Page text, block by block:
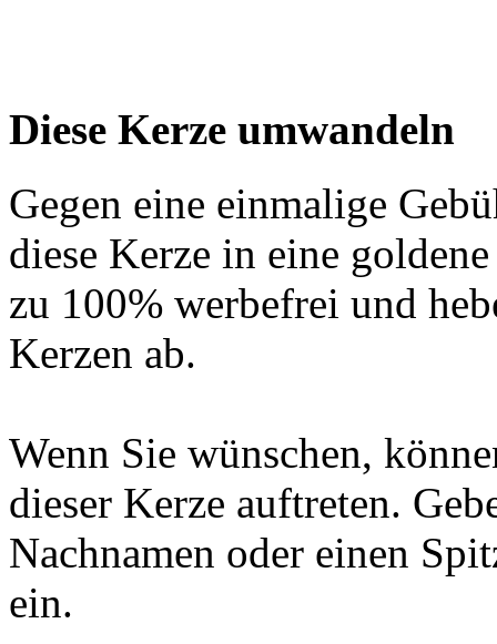
Diese Kerze umwandeln
Gegen eine einmalige
diese Kerze in eine
zu 100% werbefrei und
Kerzen ab.
Wenn Sie wünschen,
dieser Kerze auftreten.
Nachnamen oder einen
ein.